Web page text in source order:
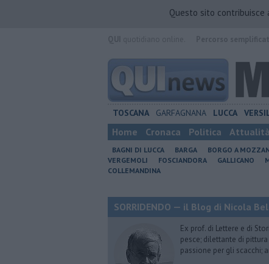
Questo sito contribuisce
TOSCANA GARFAGNANA LUCCA
Home Cronaca Politica Attualità
BAGNI DI LUCCA BARGA BORGO A
VERGEMOLI
FOSCIANDORA GALLICANO
COLLEMANDINA
SORRIDENDO — il Blog di Nicola
Ex prof. di Lettere e di
pesce; dilettante di
passione per gli scacchi;